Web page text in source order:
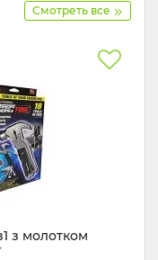
Смотреть все
з молотком